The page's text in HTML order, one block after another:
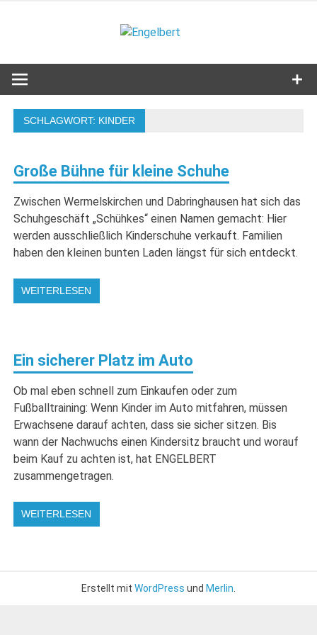
SCHLAGWORT: KINDER
Große Bühne für kleine Schuhe
Zwischen Wermelskirchen und Dabringhausen hat sich das
Schuhgeschäft „Schühkes“ einen Namen gemacht: Hier
werden ausschließlich Kinderschuhe verkauft. Familien
haben den kleinen bunten Laden längst für sich entdeckt.
WEITERLESEN
Ein sicherer Platz im Auto
Ob mal eben schnell zum Einkaufen oder zum
Fußballtraining: Wenn Kinder im Auto mitfahren, müssen
Erwachsene darauf achten, dass sie sicher sitzen. Bis
wann der Nachwuchs einen Kindersitz braucht und worauf
beim Kauf zu achten ist, hat ENGELBERT
zusammengetragen.
WEITERLESEN
Erstellt mit WordPress und Merlin